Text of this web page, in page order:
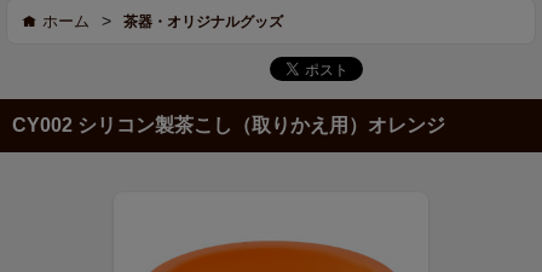
ホーム > 茶器・オリジナルグッズ
CY002 シリコン製茶こし（取りかえ用）オレンジ